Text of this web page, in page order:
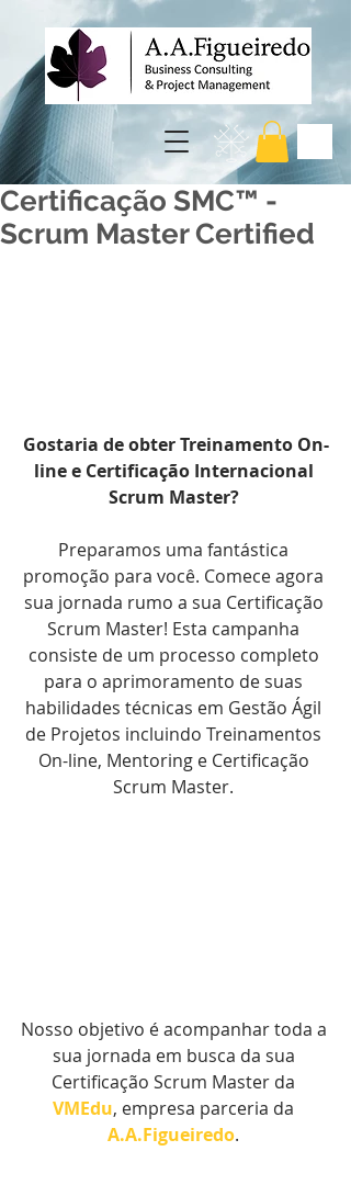
Certificação SMC™ -
Scrum Master Certified
Gostaria de obter Treinamento On-
line e Certificação Internacional
Scrum Master?
Preparamos uma fantástica
promoção para você. Comece agora
sua jornada rumo a sua Certificação
Scrum Master! Esta campanha
consiste de um processo completo
para o aprimoramento de suas
habilidades técnicas em Gestão Ágil
de Projetos incluindo Treinamentos
On-line, Mentoring e Certificação
Scrum Master.
Nosso objetivo é acompanhar toda a
sua jornada em busca da sua
Certificação Scrum Master da
VMEdu, empresa parceria da
A.A.Figueiredo.